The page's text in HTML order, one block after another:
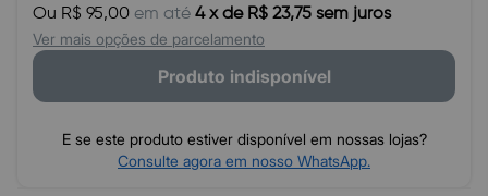
Ou R$ 95,00 em até 4 x de R$ 23,75 sem juros
Ver mais opções de parcelamento
Produto indisponível
E se este produto estiver disponível em nossas lojas?
Consulte agora em nosso WhatsApp.